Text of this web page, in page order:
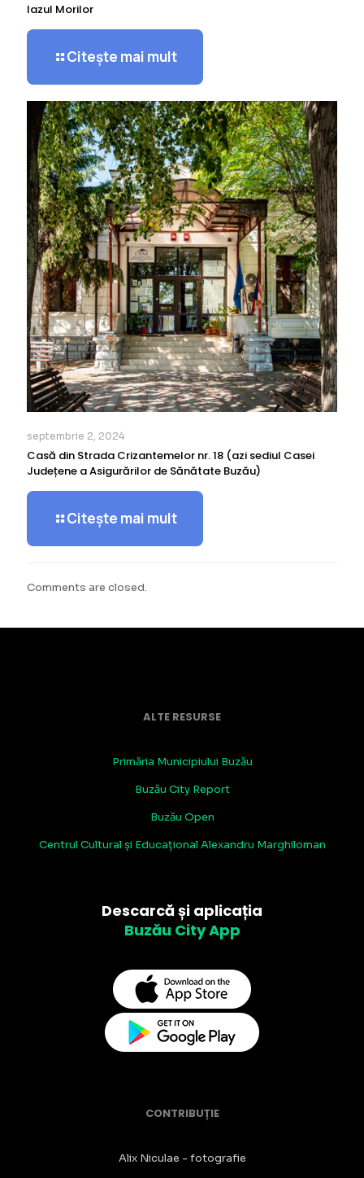
Iazul Morilor
Citește mai mult
septembrie 2, 2024
Casă din Strada Crizantemelor nr. 18 (azi sediul Casei
Județene a Asigurărilor de Sănătate Buzău)
Citește mai mult
Comments are closed.
ALTE RESURSE
Primăria Municipiului Buzău
Buzău City Report
Buzău Open
Centrul Cultural și Educațional Alexandru Marghiloman
Descarcă și aplicația
Buzău City App
CONTRIBUȚIE
Alix Niculae - fotografie